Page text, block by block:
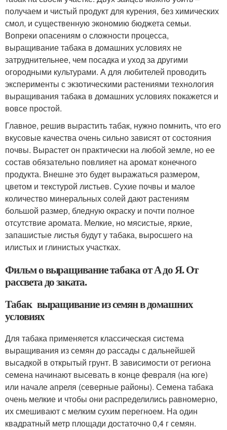
получаем и чистый продукт для курения, без химических
смол, и существенную экономию бюджета семьи.
Вопреки опасениям о сложности процесса,
выращивание табака в домашних условиях не
затруднительнее, чем посадка и уход за другими
огородными культурами. А для любителей проводить
эксперименты с экзотическими растениями технология
выращивания табака в домашних условиях покажется и
вовсе простой.
Главное, решив вырастить табак, нужно помнить, что его
вкусовые качества очень сильно зависят от состояния
почвы. Вырастет он практически на любой земле, но ее
состав обязательно повлияет на аромат конечного
продукта. Внешне это будет выражаться размером,
цветом и текстурой листьев. Сухие почвы и малое
количество минеральных солей дают растениям
большой размер, бледную окраску и почти полное
отсутствие аромата. Мелкие, но мясистые, яркие,
запашистые листья будут у табака, выросшего на
илистых и глинистых участках.
Фильм о выращивание табака от А до Я. От
рассвета до заката.
Табак выращивание из семян в домашних
условиях
Для табака применяется классическая система
выращивания из семян до рассады с дальнейшей
высадкой в открытый грунт. В зависимости от региона
семена начинают высевать в конце февраля (на юге)
или начале апреля (северные районы). Семена табака
очень мелкие и чтобы они распределились равномерно,
их смешивают с мелким сухим перегноем. На один
квадратный метр площади достаточно 0,4 г семян.